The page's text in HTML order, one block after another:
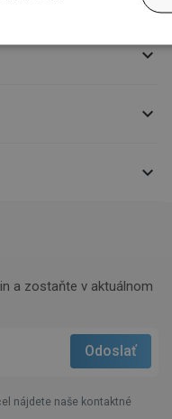



a zostaňte v aktuálnom
nájdete naše kontaktné